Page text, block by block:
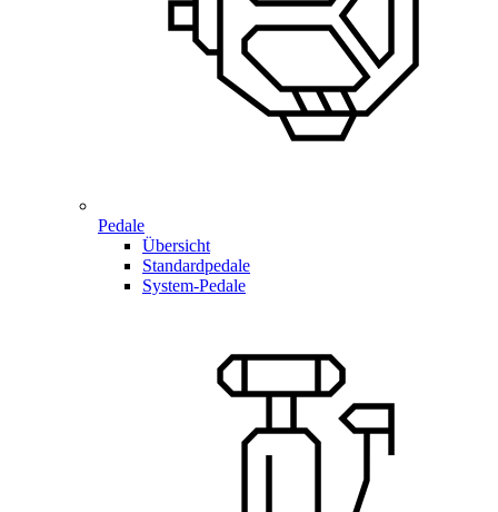
Pedale
Übersicht
Standardpedale
System-Pedale